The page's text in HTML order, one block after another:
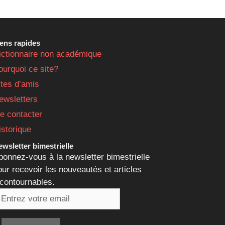
rapides
non académique
ce site?
d’amis
contacter
bimestrielle
vous à la newsletter bimestrielle
recevoir les nouveautés et articles